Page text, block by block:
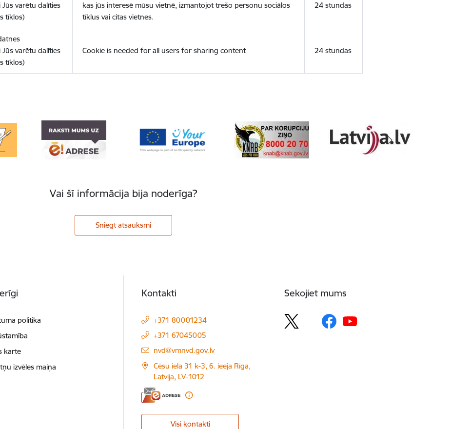
Jūs varētu dalīties
tīklos)
kas jūs interesē mūsu vietnē, izmantojot trešo personu sociālos
tīklus vai citas vietnes.
24 stundas
Jūs varētu dalīties
tīklos)
Cookie is needed for all users for sharing content 24 stundas
Vai šī informācija bija noderīga?
Sniegt atsauksmi
politika
karte
izvēles maiņa
Kontakti
+371 80001234
+371 67045005
E-pasts:
nvd@vmnvd.gov.lv
Cēsu iela 31 k-3, 6. ieeja Rīga,
Latvija, LV-1012
Visi kontakti
Sekojiet mums